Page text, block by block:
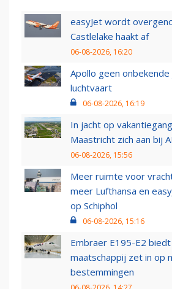
easyJet wordt
Castlelake haakt af
06-08-2026, 16:20
Apollo geen
luchtvaart
06-08-2026, 16:19
In jacht op
Maastricht zich aan bij
06-08-2026, 15:56
Meer ruimte voor
meer Lufthansa en
op Schiphol
06-08-2026, 15:16
Embraer E195-E2 biedt
maatschappij zet in op
bestemmingen